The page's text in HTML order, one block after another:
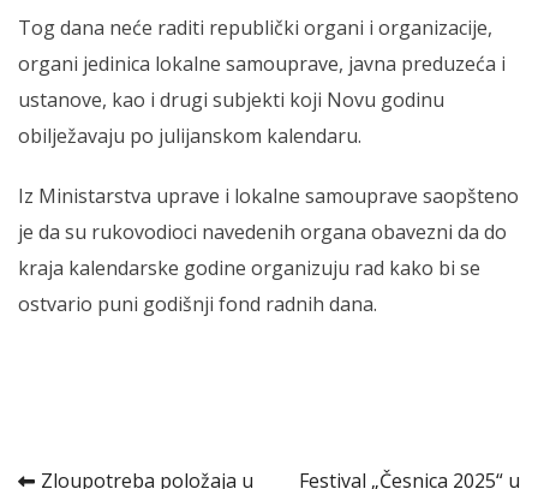
Tog dana neće raditi republički organi i organizacije,
organi jedinica lokalne samouprave, javna preduzeća i
ustanove, kao i drugi subjekti koji Novu godinu
obilježavaju po julijanskom kalendaru.
Iz Ministarstva uprave i lokalne samouprave saopšteno
je da su rukovodioci navedenih organa obavezni da do
kraja kalendarske godine organizuju rad kako bi se
ostvario puni godišnji fond radnih dana.
Zloupotreba položaja u
Festival „Česnica 2025“ u